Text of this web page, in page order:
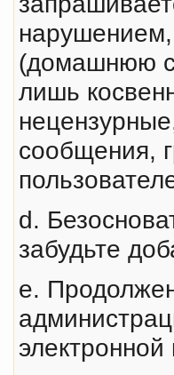
(домашнюю
лишь
сообщения,
d.
забудьте
e.
электронной